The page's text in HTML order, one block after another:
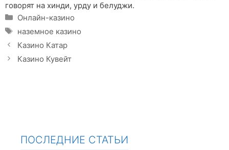
говорят на хинди, урду и белуджи.
Categories
Онлайн-казино
Tags
наземное казино
Казино Катар
Казино Кувейт
ПОСЛЕДНИЕ СТАТЬИ